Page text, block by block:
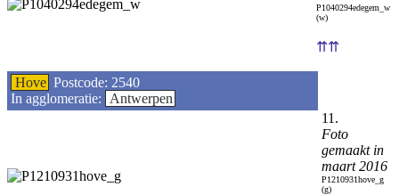
P1040294edegem_w
(w)
⇈⇈
Hove Postcode: 2540
In agglomeratie:
Antwerpen
11.
Foto
gemaakt in
maart 2016
P1210931hove_g
(g)